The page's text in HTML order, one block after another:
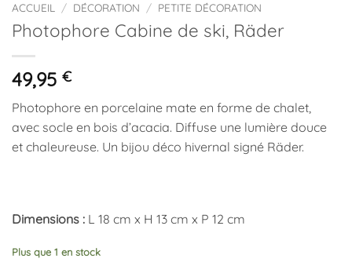
ACCUEIL / DÉCORATION / PETITE DÉCORATION
Photophore Cabine de ski, Räder
49,95 €
Photophore en porcelaine mate en forme de chalet,
avec socle en bois d’acacia. Diffuse une lumière douce
et chaleureuse. Un bijou déco hivernal signé Räder.
Dimensions : L 18 cm x H 13 cm x P 12 cm
Plus que 1 en stock